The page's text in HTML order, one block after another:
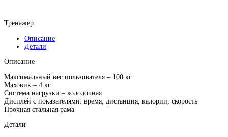
Тренажер
Описание
Детали
Описание
Максимальный вес пользователя – 100 кг
Маховик – 4 кг
Система нагрузки – колодочная
Дисплей с показателями: время, дистанция, калории, скорость
Прочная стальная рама
Детали